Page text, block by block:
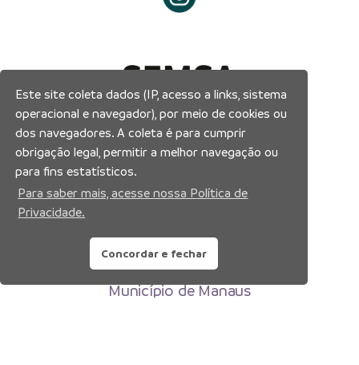
Prefeitura Municipal de Manaus
Município de Manaus
Este site coleta dados (IP, acesso a links, sistema
operacional e navegador), por meio de cookies ou
dos navegadores. A coleta é para cumprir
obrigação legal, permitir a melhor navegação ou
para fins estatísticos.
Para saber mais, acesse nossa Política de
Privacidade.
Concordar e fechar